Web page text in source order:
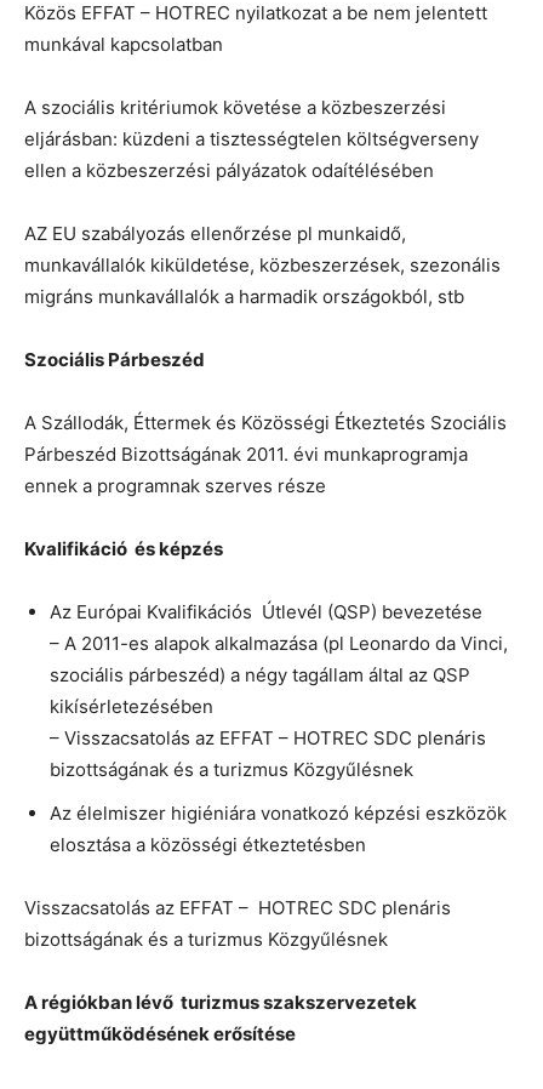
Közös EFFAT – HOTREC nyilatkozat a be nem jelentett
munkával kapcsolatban
A szociális kritériumok követése a közbeszerzési
eljárásban: küzdeni a tisztességtelen költségverseny
ellen a közbeszerzési pályázatok odaítélésében
AZ EU szabályozás ellenőrzése pl munkaidő,
munkavállalók kiküldetése, közbeszerzések, szezonális
migráns munkavállalók a harmadik országokból, stb
Szociális Párbeszéd
A Szállodák, Éttermek és Közösségi Étkeztetés Szociális
Párbeszéd Bizottságának 2011. évi munkaprogramja
ennek a programnak szerves része
Kvalifikáció és képzés
Az Európai Kvalifikációs Útlevél (QSP) bevezetése
– A 2011-es alapok alkalmazása (pl Leonardo da Vinci,
szociális párbeszéd) a négy tagállam által az QSP
kikísérletezésében
– Visszacsatolás az EFFAT – HOTREC SDC plenáris
bizottságának és a turizmus Közgyűlésnek
Az élelmiszer higiéniára vonatkozó képzési eszközök
elosztása a közösségi étkeztetésben
Visszacsatolás az EFFAT – HOTREC SDC plenáris
bizottságának és a turizmus Közgyűlésnek
A régiókban lévő turizmus szakszervezetek
együttműködésének erősítése